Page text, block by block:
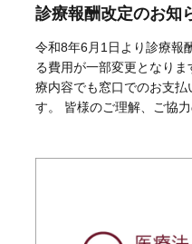
診療報酬改定のお知
令和8年6月1日より診療報
る費用が一部変更となり
療内容でも窓口でのお支払
す。 皆様のご理解、ご協